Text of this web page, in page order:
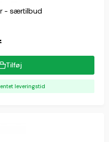
- særtilbud
Tilføj
leveringstid